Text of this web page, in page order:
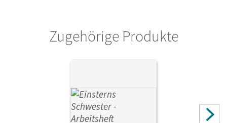
Bauer, Roland; Maurach, Jutta
Zugehörige Produkte